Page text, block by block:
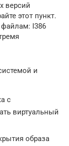
версий
этот пункт.
файлам: I386
и
с
виртуальный
образа